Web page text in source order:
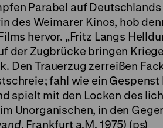
Parabel auf
des Weimarer Kinos, hob
hervor. „Fritz Langs
der Zugbrücke bringen
Den Trauerzug zerreißen
fahl wie ein Gespenst
spielt mit den Locken des
Unorganischen, in den
. Frankfurt a.M. 1975) (ps)